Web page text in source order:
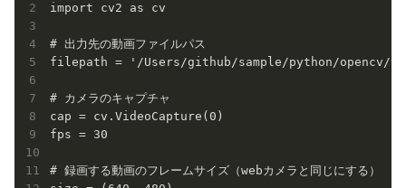
import cv2 as cv
# 出力先の動画ファイルパス
filepath = '/Users/github/sample/python/opencv/
# カメラのキャプチャ
cap = cv.VideoCapture(0)
fps = 30
# 録画する動画のフレームサイズ（webカメラと同じにする）